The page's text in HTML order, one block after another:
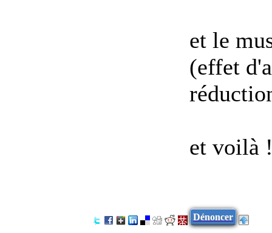
et le
(effet
et voilà
Dénoncer